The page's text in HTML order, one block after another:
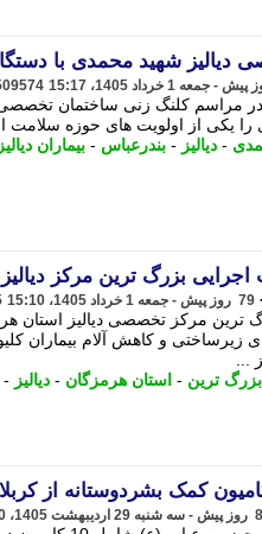
دیالیز شهید محمدی با
در مراسم کلنگ زنی ساختمان
را یکی از اولویت های حوزه سلامت
- دیالیز - بندرعباس - بیماران
اجرایی بزرگ ترین مرکز
79 روز پیش - جمعه 1 خرداد 1405، 15:10
زیرساختی و کاهش آلام بیماران
...
بزرگ ترین - استان هرمزگان - دیالیز -
1405، 11:40